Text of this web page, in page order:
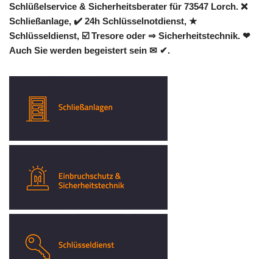
Schlüßelservice & Sicherheitsberater für 73547 Lorch. ❌
Schließanlage, ✔️ 24h Schlüsselnotdienst, ★
Schlüsseldienst, ☑️ Tresore oder ⇒ Sicherheitstechnik. ❤
Auch Sie werden begeistert sein ✉ ✔.